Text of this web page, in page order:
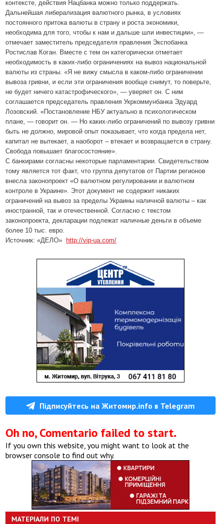
контексте, действия Нацбанка можно только поддержать.
Дальнейшая либерализация валютного рынка, в условиях
постоянного притока валюты в страну и роста экономики,
необходима для того, чтобы к нам и дальше шли инвестиции», —
отмечает заместитель председателя правления Экспобанка
Ростислав Коган. Вместе с тем он категорически отметает
необходимость в каких-либо ограничениях на вывоз национальной
валюты из страны. «Я не вижу смысла в каком-либо ограничении
вывоза гривни, и если эти ограничения вообще снимут, то поверьте,
не будет ничего катастрофического», — уверяет он. С ним
соглашается председатель правления Укркоммунбанка Эдуард
Лозовский. «Постановление НБУ актуально в психологическом
плане, — говорит он. — Но каких-либо ограничений по вывозу гривни
быть не должно, мировой опыт показывает, что когда предела нет,
капитал не вытекает, а наоборот – втекает и возвращается в страну.
Свобода повышает благосостояние».
С банкирами согласны некоторые парламентарии. Свидетельством
тому является тот факт, что группа депутатов от Партии регионов
внесла законопроект «О валютном регулировании и валютном
контроле в Украине». Этот документ не содержит никаких
ограничений на вывоз за пределы Украины наличной валюты – как
иностранной, так и отечественной. Согласно с текстом
законопроекта, декларации подлежат наличные деньги в объеме
более 10 тыс. евро.
Источник: «ДЕЛО»
http://vip-ua.com/
Підписуйтесь на Житомир.info в Telegram
Oh no, Comentario failed to start.
If you own this website, you might want to look at the
browser console to find out why.
МАТЕРІАЛИ ПО ТЕМІ